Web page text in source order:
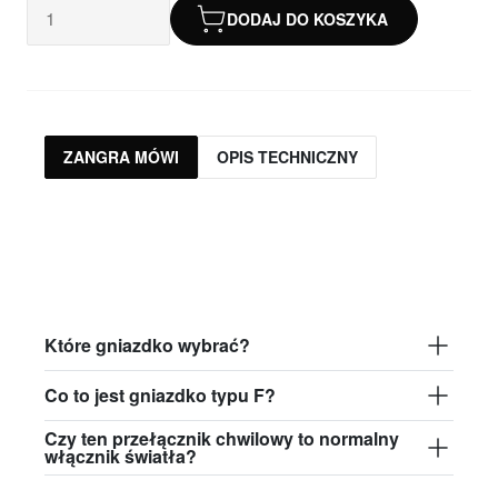
DODAJ DO KOSZYKA
ZANGRA MÓWI OPIS TECHNICZNY
Które gniazdko wybrać?
Co to jest gniazdko typu F?
Czy ten przełącznik chwilowy to normalny
włącznik światła?